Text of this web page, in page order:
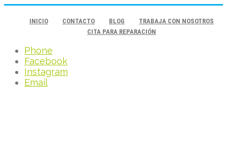
INICIO CONTACTO BLOG
TRABAJA CON NOSOTROS
CITA PARA REPARACIÓN
Phone
Facebook
Instagram
Email